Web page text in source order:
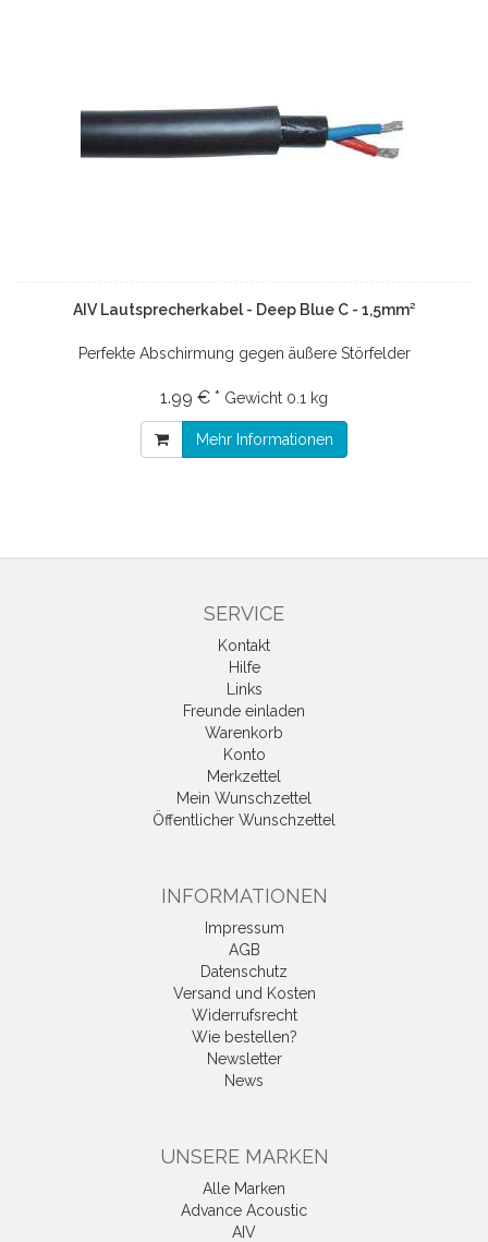
AIV Lautsprecherkabel - Deep Blue C - 1,5mm²
Perfekte Abschirmung gegen äußere Störfelder
1.99 € * Gewicht 0.1 kg
Mehr Informationen
SERVICE
Kontakt
Hilfe
Links
Freunde einladen
Warenkorb
Konto
Merkzettel
Mein Wunschzettel
Öffentlicher Wunschzettel
INFORMATIONEN
Impressum
AGB
Datenschutz
Versand und Kosten
Widerrufsrecht
Wie bestellen?
Newsletter
News
UNSERE MARKEN
Alle Marken
Advance Acoustic
AIV